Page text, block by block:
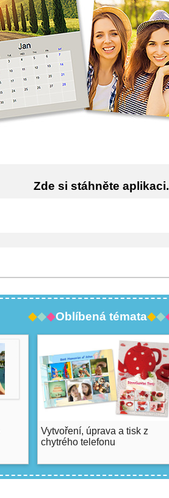
Zde si stáhněte aplikaci.
Oblíbená témata
Vytvoření, úprava a tisk z
chytrého telefonu